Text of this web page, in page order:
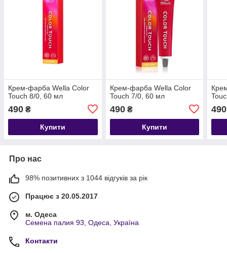
Крем-фарба Wella Color
Touch 8/0, 60 мл
490 ₴
Купити
Крем-фарба Wella Color
Touch 7/0, 60 мл
490₴
Купити
490
Про нас
98% позитивних з 1044 відгуків за рік
Працює з 20.05.2017
м. Одеса
Семена палия 93, Одеса, Україна
Контакти